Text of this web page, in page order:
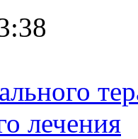
лечения